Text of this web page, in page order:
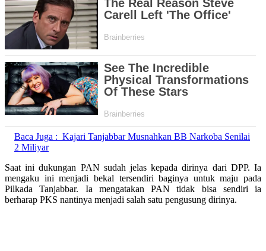
Baca Juga : Kajari Tanjabbar Musnahkan BB Narkoba Senilai
2 Miliyar
Saat ini dukungan PAN sudah jelas kepada dirinya dari DPP. Ia
mengaku ini menjadi bekal tersendiri baginya untuk maju pada
Pilkada Tanjabbar. Ia mengatakan PAN tidak bisa sendiri ia
berharap PKS nantinya menjadi salah satu pengusung dirinya.